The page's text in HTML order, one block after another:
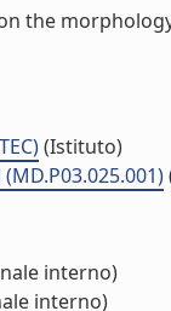
the
(Istituto)
interno)
interno)